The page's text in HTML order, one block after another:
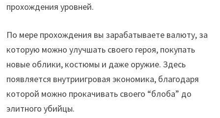
прохождения уровней.
По мере прохождения вы зарабатываете валюту, за
которую можно улучшать своего героя, покупать
новые облики, костюмы и даже оружие. Здесь
появляется внутриигровая экономика, благодаря
которой можно прокачивать своего “блоба” до
элитного убийцы.